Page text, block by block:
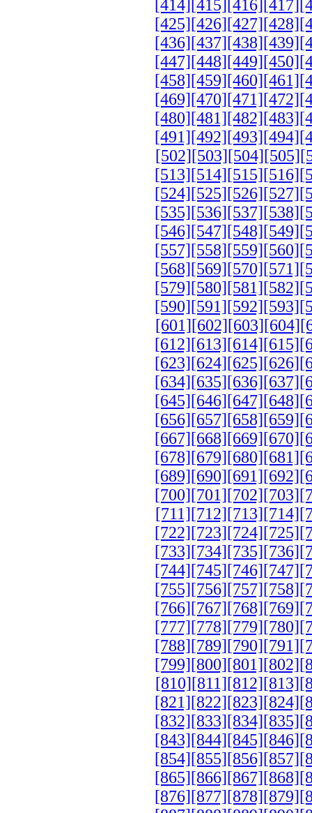
[414][415][416][417]
[425][426][427][428]
[436][437][438][439]
[447][448][449][450]
[458][459][460][461]
[469][470][471][472]
[480][481][482][483]
[491][492][493][494]
[502][503][504][505]
[513][514][515][516]
[524][525][526][527]
[535][536][537][538]
[546][547][548][549]
[557][558][559][560]
[568][569][570][571]
[579][580][581][582]
[590][591][592][593]
[601][602][603][604]
[612][613][614][615]
[623][624][625][626]
[634][635][636][637]
[645][646][647][648]
[656][657][658][659]
[667][668][669][670]
[678][679][680][681]
[689][690][691][692]
[700][701][702][703]
[711][712][713][714]
[722][723][724][725]
[733][734][735][736]
[744][745][746][747]
[755][756][757][758]
[766][767][768][769]
[777][778][779][780]
[788][789][790][791]
[799][800][801][802]
[810][811][812][813]
[821][822][823][824]
[832][833][834][835]
[843][844][845][846]
[854][855][856][857]
[865][866][867][868]
[876][877][878][879]